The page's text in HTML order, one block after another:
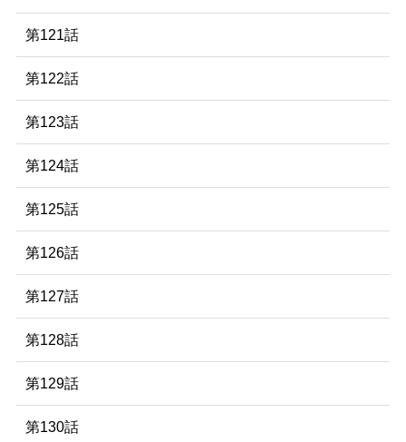
第121話
第122話
第123話
第124話
第125話
第126話
第127話
第128話
第129話
第130話